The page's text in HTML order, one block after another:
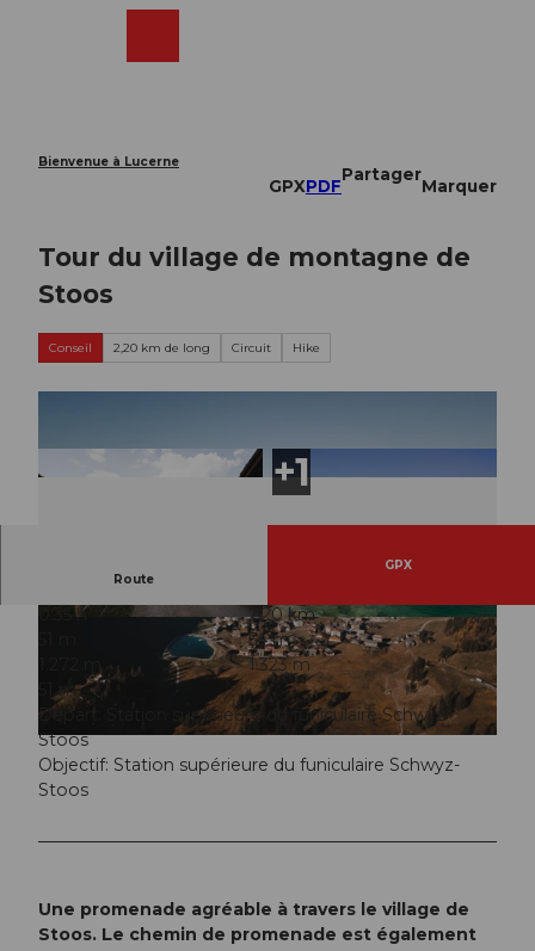
Bienvenue à Lucerne
GPXPDF
Partager
Marquer
Tour du village de montagne de
Stoos
Conseil 2,20 km de long Circuit Hike
© Stoos-Muotatal Tourismus, Stoos-Muotatal Tourismus
© Stoos-Muotatal Tourismus, Stoos-Muotatal T
ourismus
© Stoos-Muotatal Tourismus, Stoos-Muotatal T
ourismus
Route
GPX
0:35 h
2,20 km
54 m
1.323 m
51 m
Départ: Station supérieure du funiculaire Schwyz-
Stoos
Objectif: Station supérieure du funiculaire Schwyz-
Stoos
Une promenade agréable à travers le village de
Stoos. Le chemin de promenade est également